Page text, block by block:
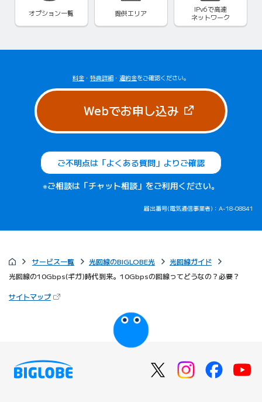
オプション一覧 提供エリア IPv6で高速
ネットワーク
料金 ・ 特典詳細 ・ 違約金をご確認ください。
Webでお申し込み（新しいタブ
ご不明点は「よくある質問」よりご確認
※ご相談は「チャット相談」をご利用ください。
届出番号(電気通信事業者)：A-18-08841
サービス一覧 光回線のBIGLOBE光
光回線ガイド
光回線の10Gbps(ギガ)時代到来。10Gbpsの回線ってどうなの？必要？
サイトマップ（新しいタブで開きます）